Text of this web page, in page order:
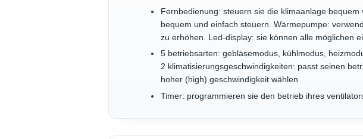
Fernbedienung: steuern sie die klimaanlage
bequem und einfach steuern. Wärmepumpe:
zu erhöhen. Led-display: sie können alle möglichen
5 betriebsarten: gebläsemodus, kühlmodus,
2 klimatisierungsgeschwindigkeiten: passt seinen
hoher (high) geschwindigkeit wählen
Timer: programmieren sie den betrieb ihres